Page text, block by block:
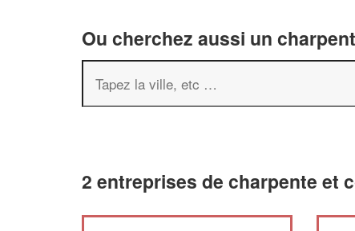
Ou cherchez aussi un
2 entreprises de charpente et